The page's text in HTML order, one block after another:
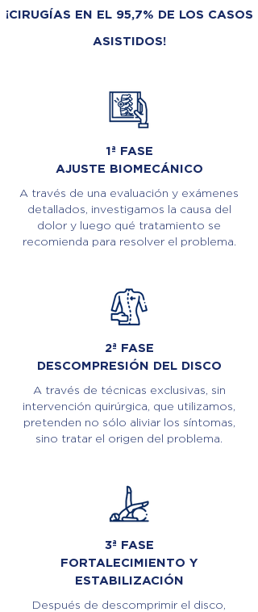
¡CIRUGÍAS EN EL 95,7% DE LOS CASOS
ASISTIDOS!
1ª FASE
AJUSTE BIOMECÁNICO
A través de una evaluación y exámenes
detallados, investigamos la causa del
dolor y luego qué tratamiento se
recomienda para resolver el problema.
2ª FASE
DESCOMPRESIÓN DEL DISCO
A través de técnicas exclusivas, sin
intervención quirúrgica, que utilizamos,
pretenden no sólo aliviar los síntomas,
sino tratar el origen del problema.
3ª FASE
FORTALECIMIENTO Y
ESTABILIZACIÓN
Después de descomprimir el disco,